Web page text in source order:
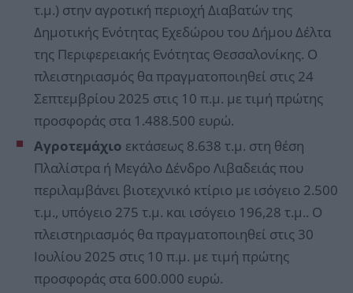
τ.μ.) στην αγροτική περιοχή Διαβατών της
Δημοτικής Ενότητας Εχεδώρου του Δήμου Δέλτα
της Περιφερειακής Ενότητας Θεσσαλονίκης. Ο
πλειστηριασμός θα πραγματοποιηθεί στις 24
Σεπτεμβρίου 2025 στις 10 π.μ. με τιμή πρώτης
προσφοράς στα 1.488.500 ευρώ.
Αγροτεμάχιο εκτάσεως 8.638 τ.μ. στη θέση
Πλαλίστρα ή Μεγάλο Δένδρο Λιβαδειάς που
περιλαμβάνει βιοτεχνικό κτίριο με ισόγειο 2.500
τ.μ., υπόγειο 275 τ.μ. και ισόγειο 196,28 τ.μ.. Ο
πλειστηριασμός θα πραγματοποιηθεί στις 30
Ιουλίου 2025 στις 10 π.μ. με τιμή πρώτης
προσφοράς στα 600.000 ευρώ.